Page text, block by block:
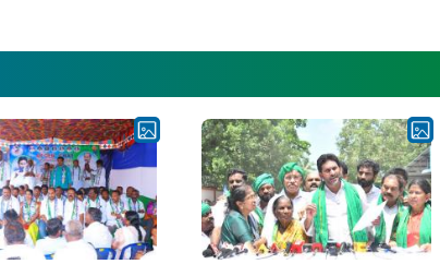
ఎమ్మెల్యేలు, ఎంపీల స‌మావేశం